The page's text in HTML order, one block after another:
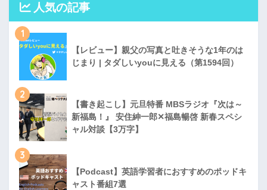
人気の記事
1
【レビュー】親父の写真と吐きそうな1年のは
じまり | タダしいyouに見える（第1594回）
2
【書き起こし】元旦特番 MBSラジオ『次は～
新福島！』 安住紳一郎✕福島暢啓 新春スペシ
ャル対談【3万字】
3
【Podcast】英語学習者におすすめのポッドキ
ャスト番組7選